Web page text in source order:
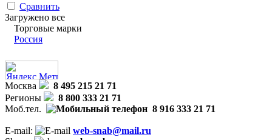
Сравнить
Загружено все
Торговые марки
Россия
Москва
8 495 215 21 71
Регионы
8 800 333 21 71
Моб.тел.
8 916 333 21 71
E-mail:
web-snab@mail.ru